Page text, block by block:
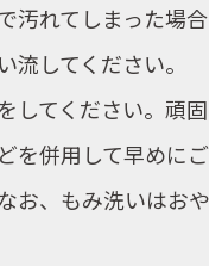
汚れてしまった場
流してください。
してください。頑
を併用して早めに
お、もみ洗いはお